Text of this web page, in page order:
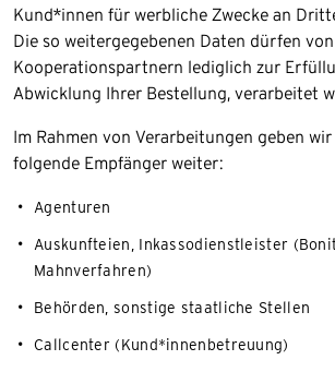
Kund*innen für werbliche Zwecke an
Die so weitergegebenen Daten dürfen
Kooperationspartnern lediglich zur
Abwicklung Ihrer Bestellung, verarbeitet
Im Rahmen von Verarbeitungen geben
folgende Empfänger weiter:
Agenturen
Auskunfteien, Inkassodienstleister
Mahnverfahren)
Behörden, sonstige staatliche Stellen
Callcenter (Kund*innenbetreuung)